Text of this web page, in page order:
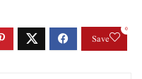
Save
0